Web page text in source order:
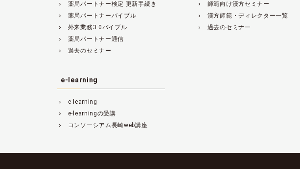
navigate_next 薬局パートナー検定 更新手続き
navigate_next 薬局パートナーバイブル
navigate_next 外来業務3.0バイブル
navigate_next 薬局パートナー通信
navigate_next 過去のセミナー
navigate_next 師範向け漢方セミナー
navigate_next 漢方師範・ディレクター一覧
navigate_next 過去のセミナー
e-learning
navigate_next e-learning
navigate_next e-learningの受講
navigate_next コンソーシアム長崎web講座